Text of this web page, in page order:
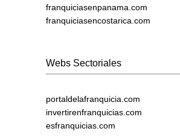
franquiciasenpanama.com
franquiciasencostarica.com
Webs Sectoriales
portaldelafranquicia.com
invertirenfranquicias.com
esfranquicias.com